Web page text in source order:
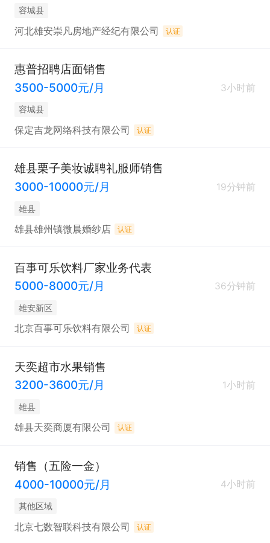
容城县
河北雄安崇凡房地产经纪有限公司 认证
惠普招聘店面销售
3500-5000元/月
3小时前
容城县
保定吉龙网络科技有限公司 认证
雄县栗子美妆诚聘礼服师销售
3000-10000元/月
19分钟前
雄县
雄县雄州镇微晨婚纱店 认证
百事可乐饮料厂家业务代表
5000-8000元/月
36分钟前
雄安新区
北京百事可乐饮料有限公司 认证
天奕超市水果销售
3200-3600元/月
1小时前
雄县
雄县天奕商厦有限公司 认证
销售（五险一金）
4000-10000元/月
4小时前
其他区域
北京七数智联科技有限公司 认证